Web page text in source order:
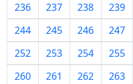
236
237 238 239
244
245 246 247
252
253 254 255
260
261 262 263